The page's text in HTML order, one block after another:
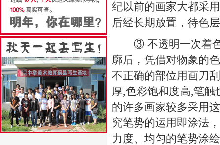
纪以前的画家大都采
后经长期放置，待色
③ 不透明一次着色
廓后，凭借对物象的
不正确的部位用画刀
厚,色彩饱和度高,笔
的许多画家较多采用
究笔势的运用即涂法
力度、均匀的笔势涂